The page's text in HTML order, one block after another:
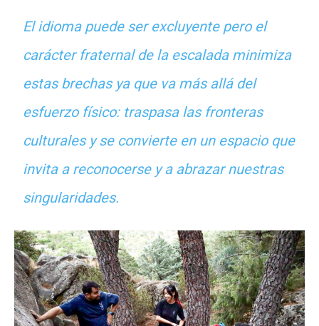
El idioma puede ser excluyente pero el
carácter fraternal de la escalada minimiza
estas brechas ya que va más allá del
esfuerzo físico: traspasa las fronteras
culturales y se convierte en un espacio que
invita a reconocerse y a abrazar nuestras
singularidades.